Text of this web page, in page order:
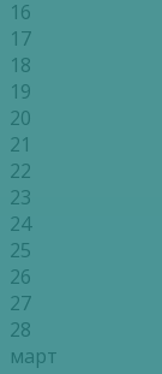
16
17
18
19
20
21
22
23
24
25
26
27
28
март